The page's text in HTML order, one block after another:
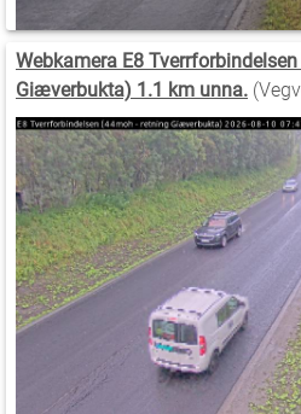
Webkamera E8
Giæverbukta) 1.1 km unna.